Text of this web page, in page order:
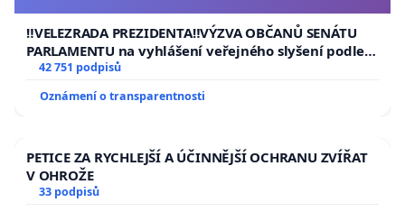
republiky
‼️VELEZRADA PREZIDENTA‼️VÝZVA OBČANŮ SENÁTU
PARLAMENTU na vyhlášení veřejného slyšení podle §
144 jednacího řádu Senátu k návrhu na přijetí
usnesení k podání ústavní žaloby na prezidenta
republiky
42 751 podpisů
Oznámení o transparentnosti
PETICE ZA RYCHLEJŠÍ A ÚČINNĚJŠÍ OCHRANU ZVÍŘAT
V OHROŽE
33 podpisů